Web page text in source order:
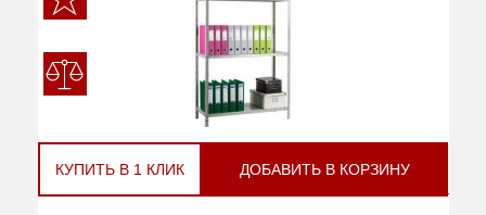
КУПИТЬ В 1 КЛИК ДОБАВИТЬ В КОРЗИНУ